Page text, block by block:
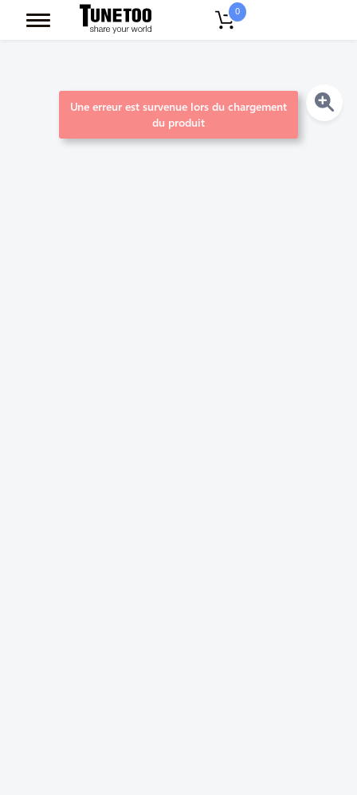
0
Une erreur est survenue lors du chargement
du produit